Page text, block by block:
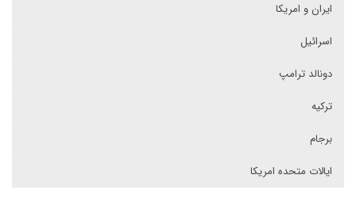
ایران و امریکا
اسرائیل
دونالد ترامپ
ترکیه
برجام
ایالات متحده امریکا